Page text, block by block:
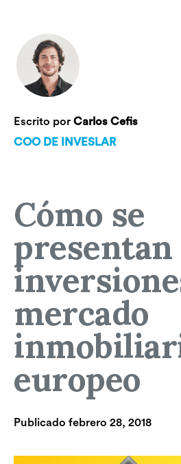
Escrito por Carlos Cefis
COO DE INVESLAR
Cómo se
presentan
mercado
europeo
Publicado febrero 28, 2018